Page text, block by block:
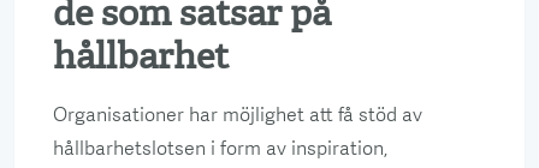
de som satsar på
hållbarhet
Organisationer har möjlighet att få stöd av
hållbarhetslotsen i form av inspiration,